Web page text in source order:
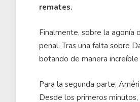
remates.
Finalmente, sobre la
penal. Tras una falta sobre
botando de manera
Para la segunda parte,
Desde los primeros